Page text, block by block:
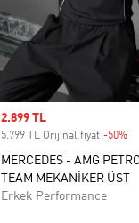
Sale price
2.899 TL
5.799 TL Orijinal fiyat -50%
MERCEDES - AMG
TEAM MEKANİKER ÜST
Erkek Performance